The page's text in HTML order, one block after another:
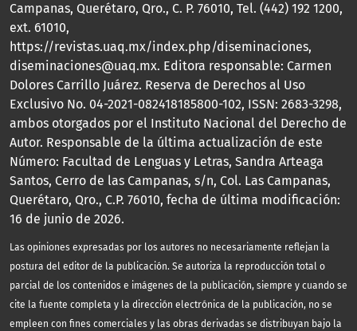
Campanas, Querétaro, Qro., C. P. 76010, Tel. (442) 192 1200,
ext. 61010,
https://revistas.uaq.mx/index.php/diseminaciones,
diseminaciones@uaq.mx. Editora responsable: Carmen
Dolores Carrillo Juárez. Reserva de Derechos al Uso
Exclusivo No. 04-2021-082418185800-102, ISSN: 2683-3298,
ambos otorgados por el Instituto Nacional del Derecho de
Autor. Responsable de la última actualización de este
Número: Facultad de Lenguas y Letras, Sandra Arteaga
Santos, Cerro de las Campanas, s/n, Col. Las Campanas,
Querétaro, Qro., C.P. 76010, fecha de última modificación:
16 de junio de 2026.
Las opiniones expresadas por los autores no necesariamente reflejan la
postura del editor de la publicación. Se autoriza la reproducción total o
parcial de los contenidos e imágenes de la publicación, siempre y cuando se
cite la fuente completa y la dirección electrónica de la publicación, no se
empleen con fines comerciales y las obras derivadas se distribuyan bajo la